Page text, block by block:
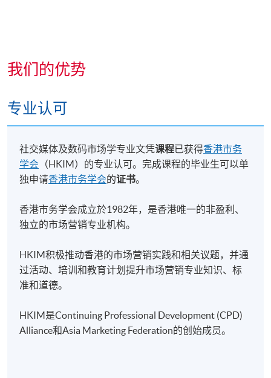
评估和证书
评估基於课程作业和考试的综合结果。作业和考试的
百分比在不同单元之间有所不同。
学生需要每个单元达到70%的出席率，才有资格参加
完成所有6个单元并出席率不低於70%的学生，将通
过香港大学专业进修学院（HKU SPACE）获得“社交
社交媒体及数码市场学专业文凭的毕业生符合香港市
务学会（HKIM）的教育要求。
格申请赫尔大学的市场及管理学(荣誉)文学士*与市
场学(荣誉)文学士*课程。 *** 需要修读衔接课程** *
我们的优势
专业认可
社交媒体及数码市场学专业文凭课程已获得香港市务
学会 （HKIM）的专业认可。完成课程的毕业生可以单
独申请香港市务学会的证书。
香港市务学会成立於1982年，是香港唯一的非盈利、
独立的市场营销专业机构。
HKIM积极推动香港的市场营销实践和相关议题，并通
过活动、培训和教育计划提升市场营销专业知识、标
准和道德。
HKIM是Continuing Professional Development (CPD)
Alliance和Asia Marketing Federation的创始成员。